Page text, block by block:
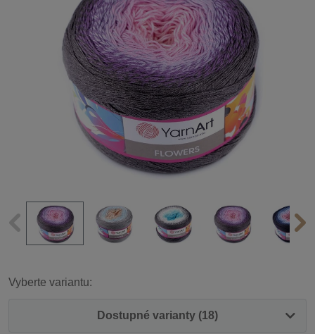
Vyberte variantu:
Dostupné varianty (18)